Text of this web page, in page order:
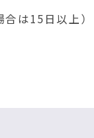
は15日以上）